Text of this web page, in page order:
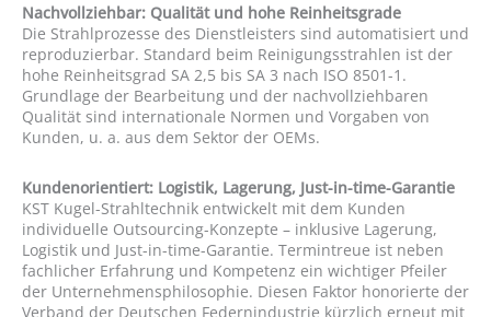
Nachvollziehbar: Qualität und hohe Reinheitsgrade
Die Strahlprozesse des Dienstleisters sind automatisiert und
reproduzierbar. Standard beim Reinigungsstrahlen ist der
hohe Reinheitsgrad SA 2,5 bis SA 3 nach ISO 8501-1.
Grundlage der Bearbeitung und der nachvollziehbaren
Qualität sind internationale Normen und Vorgaben von
Kunden, u. a. aus dem Sektor der OEMs.
Kundenorientiert: Logistik, Lagerung, Just-in-time-Garantie
KST Kugel-Strahltechnik entwickelt mit dem Kunden
individuelle Outsourcing-Konzepte – inklusive Lagerung,
Logistik und Just-in-time-Garantie. Termintreue ist neben
fachlicher Erfahrung und Kompetenz ein wichtiger Pfeiler
der Unternehmensphilosophie. Diesen Faktor honorierte der
Verband der Deutschen Federnindustrie kürzlich erneut mit